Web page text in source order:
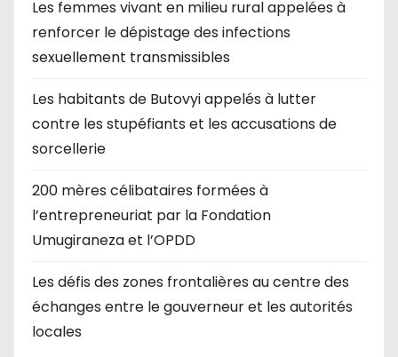
Les femmes vivant en milieu rural appelées à
renforcer le dépistage des infections
sexuellement transmissibles
Les habitants de Butovyi appelés à lutter
contre les stupéfiants et les accusations de
sorcellerie
200 mères célibataires formées à
l’entrepreneuriat par la Fondation
Umugiraneza et l’OPDD
Les défis des zones frontalières au centre des
échanges entre le gouverneur et les autorités
locales